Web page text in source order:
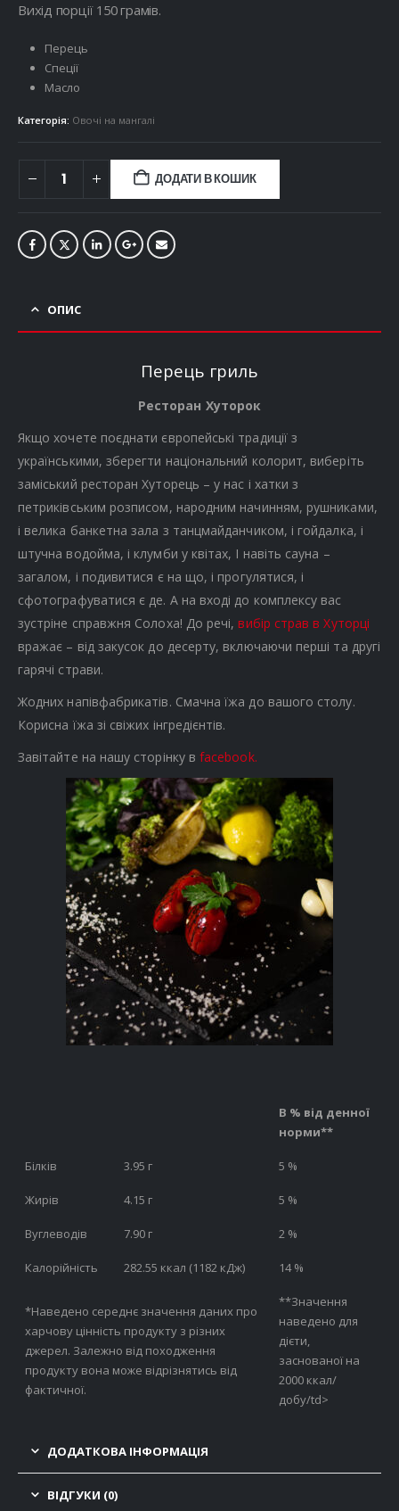
Вихід порції 150 грамів.
Перець
Спеції
Масло
Категорія: Овочі на мангалі
ДОДАТИ В КОШИК
ОПИС
Перець гриль
Ресторан Хуторок
Якщо хочете поєднати європейські традиції з
українськими, зберегти національний колорит, виберіть
заміський ресторан Хуторець – у нас і хатки з
петриківським розписом, народним начинням, рушниками,
і велика банкетна зала з танцмайданчиком, і гойдалка, і
штучна водойма, і клумби у квітах, І навіть сауна –
загалом, і подивитися є на що, і прогулятися, і
сфотографуватися є де. А на вході до комплексу вас
зустріне справжня Солоха! До речі, вибір страв в Хуторці
вражає – від закусок до десерту, включаючи перші та другі
гарячі страви.
Жодних напівфабрикатів. Смачна їжа до вашого столу.
Корисна їжа зі свіжих інгредієнтів.
Завітайте на нашу сторінку вfacebook.
В % від денної
норми**
Білків 3.95 г 5 %
Жирів 4.15 г 5 %
Вуглеводів 7.90 г 2 %
Калорійність 282.55 ккал (1182 кДж) 14 %
*Наведено середнє значення даних про
харчову цінність продукту з різних
джерел. Залежно від походження
продукту вона може відрізнятись від
фактичної.
**Значення
наведено для
дієти,
заснованої на
2000 ккал/
добу/td>
ДОДАТКОВА ІНФОРМАЦІЯ
ВІДГУКИ (0)